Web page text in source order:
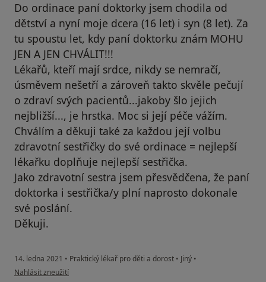
Do ordinace paní doktorky jsem chodila od
dětství a nyní moje dcera (16 let) i syn (8 let). Za
tu spoustu let, kdy paní doktorku znám MOHU
JEN A JEN CHVÁLIT!!!
Lékařů, kteří mají srdce, nikdy se nemračí,
úsměvem nešetří a zároveň takto skvěle pečují
o zdraví svých pacientů...jakoby šlo jejich
nejbližší..., je hrstka. Moc si její péče vážím.
Chválím a děkuji také za každou její volbu
zdravotní sestřičky do své ordinace = nejlepší
lékařku doplňuje nejlepší sestřička.
Jako zdravotní sestra jsem přesvědčena, že paní
doktorka i sestřička/y plní naprosto dokonale
své poslání.
Děkuji.
14. ledna 2021 • Praktický lékař pro děti a dorost • Jiný •
podle názoru uživatele Kubíčková Ludmila
Nahlásit zneužití